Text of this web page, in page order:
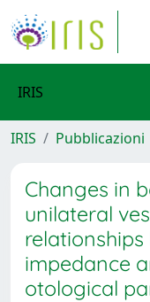
IRIS
IRIS Pubblicazioni
Changes in
unilateral
impedance
otological